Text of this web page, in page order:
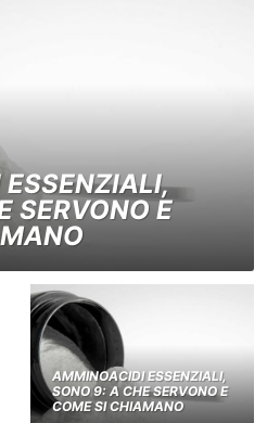
SERVONO E
AMMINOACIDI ESSENZIALI,
SONO 9: A CHE SERVONO E
COME SI CHIAMANO